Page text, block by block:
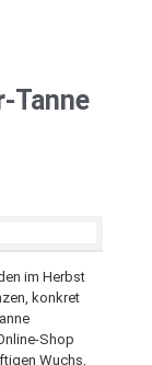
Tanne
im Herbst
konkret
Shop
Wuchs,